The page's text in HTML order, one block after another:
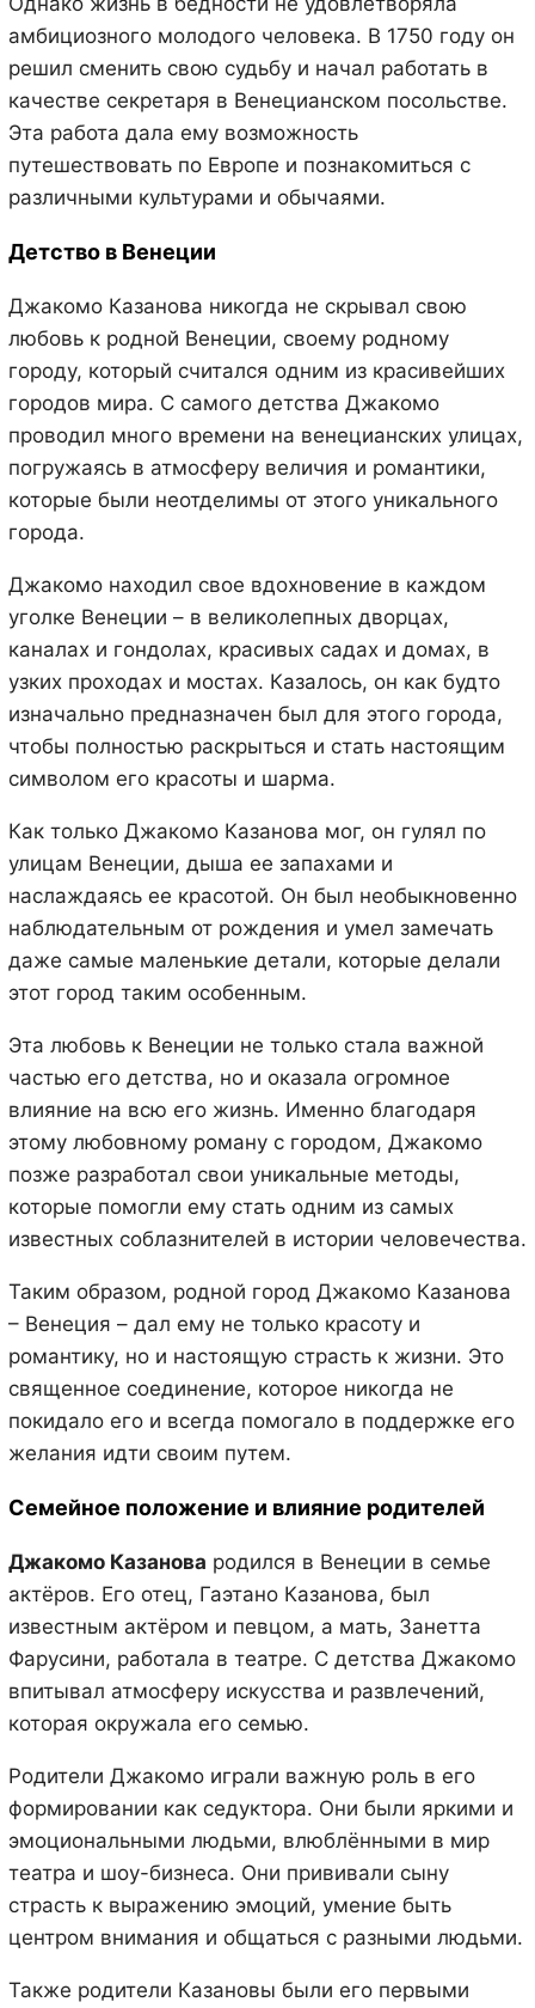
амбициозного молодого человека. В 1750 году он
решил сменить свою судьбу и начал работать в
качестве секретаря в Венецианском посольстве.
Эта работа дала ему возможность
путешествовать по Европе и познакомиться с
различными культурами и обычаями.
Детство в Венеции
Джакомо Казанова никогда не скрывал свою
любовь к родной Венеции, своему родному
городу, который считался одним из красивейших
городов мира. С самого детства Джакомо
проводил много времени на венецианских улицах,
погружаясь в атмосферу величия и романтики,
которые были неотделимы от этого уникального
города.
Джакомо находил свое вдохновение в каждом
уголке Венеции – в великолепных дворцах,
каналах и гондолах, красивых садах и домах, в
узких проходах и мостах. Казалось, он как будто
изначально предназначен был для этого города,
чтобы полностью раскрыться и стать настоящим
символом его красоты и шарма.
Как только Джакомо Казанова мог, он гулял по
улицам Венеции, дыша ее запахами и
наслаждаясь ее красотой. Он был необыкновенно
наблюдательным от рождения и умел замечать
даже самые маленькие детали, которые делали
этот город таким особенным.
Эта любовь к Венеции не только стала важной
частью его детства, но и оказала огромное
влияние на всю его жизнь. Именно благодаря
этому любовному роману с городом, Джакомо
позже разработал свои уникальные методы,
которые помогли ему стать одним из самых
известных соблазнителей в истории человечества.
Таким образом, родной город Джакомо Казанова
– Венеция – дал ему не только красоту и
романтику, но и настоящую страсть к жизни. Это
священное соединение, которое никогда не
покидало его и всегда помогало в поддержке его
желания идти своим путем.
Семейное положение и влияние родителей
Джакомо Казанова родился в Венеции в семье
актёров. Его отец, Гаэтано Казанова, был
известным актёром и певцом, а мать, Занетта
Фарусини, работала в театре. С детства Джакомо
впитывал атмосферу искусства и развлечений,
которая окружала его семью.
Родители Джакомо играли важную роль в его
формировании как седуктора. Они были яркими и
эмоциональными людьми, влюблёнными в мир
театра и шоу-бизнеса. Они прививали сыну
страсть к выражению эмоций, умение быть
центром внимания и общаться с разными людьми.
Также родители Казановы были его первыми